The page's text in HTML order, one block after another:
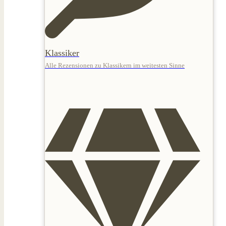
Klassiker
Alle Rezensionen zu Klassikern im weitesten Sinne